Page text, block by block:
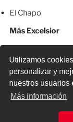
Utilizamos
personalizar y
nuestros usuarios
Más información
El Chapo
Más Excelsior
© 2026 Todos los
o parcial,